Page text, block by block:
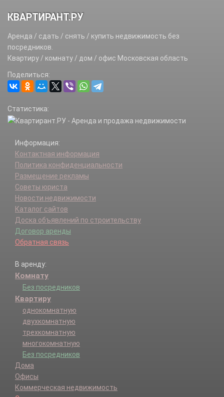
КВАРТИРАНТ.РУ
Аренда / сдать / снять / купить недвижимость без
посредников.
Квартиру / комнату / дом / офис Московская область
Поделиться:
Статистика:
Информация:
Контактная информация
Политика конфиденциальности
Размещение рекламы
Советы юриста
Новости недвижимости
Каталог сайтов
Доска объявлений по строительству
Договор аренды
Обратная связь
В аренду:
Комнату
Без посредников
Квартиру
однокомнатную
двухкомнатную
трехкомнатную
многокомнатную
Без посредников
Дома
Офисы
Коммерческая недвижимость